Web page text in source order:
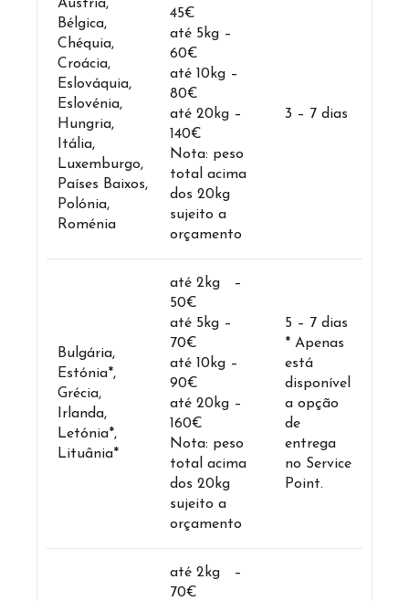
Áustria,
Bélgica,
Chéquia,
Croácia,
Eslováquia,
Eslovénia,
Hungria,
Itália,
Luxemburgo,
Países Baixos,
Polónia,
Roménia
45€
até 5kg –
60€
até 10kg –
80€
até 20kg –
140€
Nota: peso
total acima
dos 20kg
sujeito a
orçamento
3 – 7 dias
Bulgária,
Estónia*,
Grécia,
Irlanda,
Letónia*,
Lituânia*
até 2kg –
50€
até 5kg –
70€
até 10kg –
90€
até 20kg –
160€
Nota: peso
total acima
dos 20kg
sujeito a
orçamento
5 – 7 dias
* Apenas
está
disponível
a opção
de
entrega
no Service
Point.
até 2kg –
70€